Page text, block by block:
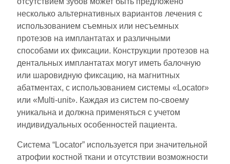
несколько альтернативных вариантов лечения с
использованием съемных или несъемных
протезов на имплантатах и различными
способами их фиксации. Конструкции протезов на
дентальных имплантатах могут иметь балочную
или шаровидную фиксацию, на магнитных
абатментах, с использованием системы «Locator»
или «Multi-unit». Каждая из систем по-своему
уникальна и должна применяться с учетом
индивидуальных особенностей пациента.
Система “Locator” используется при значительной
атрофии костной ткани и отсутствии возможности